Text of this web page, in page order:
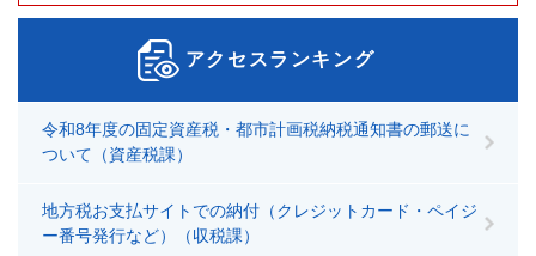
アクセスランキング
令和8年度の固定資産税・都市計画税納税通知書の郵送に
ついて（資産税課）
地方税お支払サイトでの納付（クレジットカード・ペイジ
ー番号発行など）（収税課）